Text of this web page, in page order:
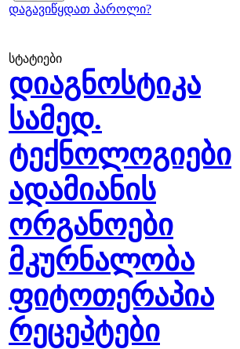
დაგავიწყდათ პაროლი?
სტატიები
დიაგნოსტიკა
სამედ.
ტექნოლოგიები
ადამიანის
ორგანოები
მკურნალობა
ფიტოთერაპია
რეცეპტები